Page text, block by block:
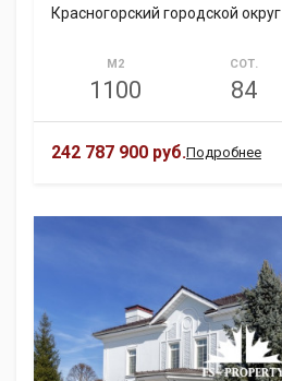
Красногорский городской округ
М2
1100
СОТ.
84
242 787 900 руб.Подробнее